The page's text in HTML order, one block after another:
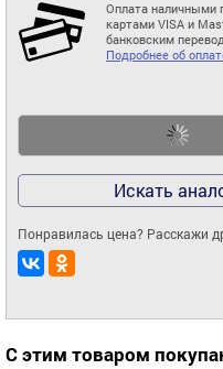
Оплата наличными
картами VISA и
банковским
Подробнее об
Искать
Понравилась цена? Расскажи
С этим товаром